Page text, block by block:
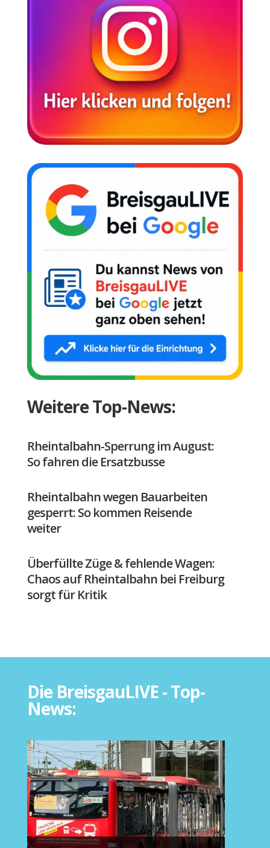
Weitere Top-News:
Rheintalbahn-Sperrung im August:
So fahren die Ersatzbusse
Rheintalbahn wegen Bauarbeiten
gesperrt: So kommen Reisende
weiter
Überfüllte Züge & fehlende Wagen:
Chaos auf Rheintalbahn bei Freiburg
sorgt für Kritik
Die BreisgauLIVE - Top-
News: